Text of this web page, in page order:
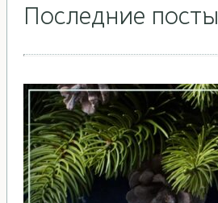
Последние посты